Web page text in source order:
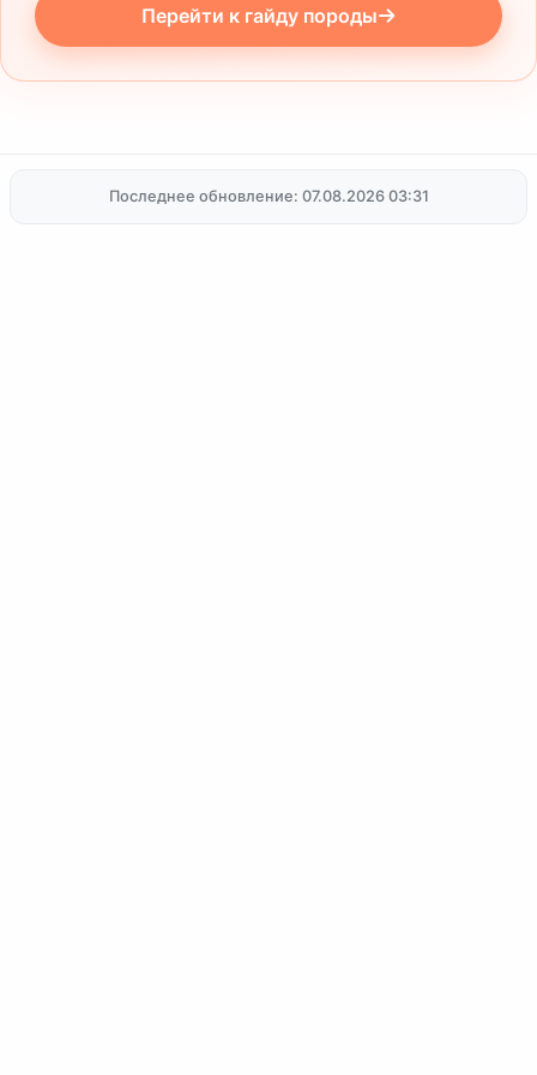
вашего нового питомца.
Перейти к гайду породы
Последнее обновление: 07.08.2026 03:31